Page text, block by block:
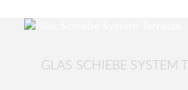
GLAS SCHIEBE SYSTEM